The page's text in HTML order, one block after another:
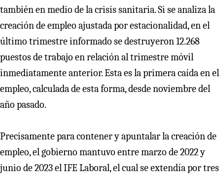
también en medio de la crisis sanitaria. Si se analiza la
creación de empleo ajustada por estacionalidad, en el
último trimestre informado se destruyeron 12.268
puestos de trabajo en relación al trimestre móvil
inmediatamente anterior. Esta es la primera caída en el
empleo, calculada de esta forma, desde noviembre del
año pasado.
Precisamente para contener y apuntalar la creación de
empleo, el gobierno mantuvo entre marzo de 2022 y
junio de 2023 el IFE Laboral, el cual se extendía por tres